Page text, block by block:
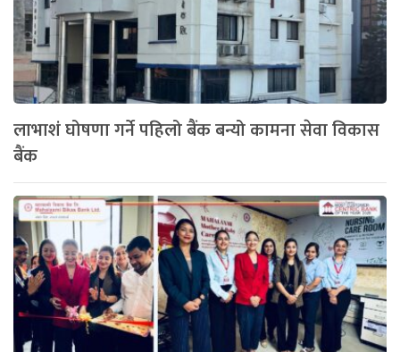
लाभाशं घोषणा गर्ने पहिलो बैंक बन्यो कामना सेवा विकास
बैंक